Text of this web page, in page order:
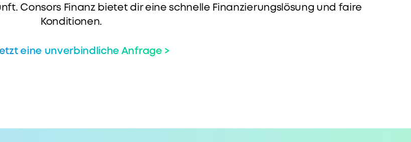
Consors Finanz bietet dir eine schnelle Finanzierungslösung und faire
Konditionen.
eine unverbindliche Anfrage >